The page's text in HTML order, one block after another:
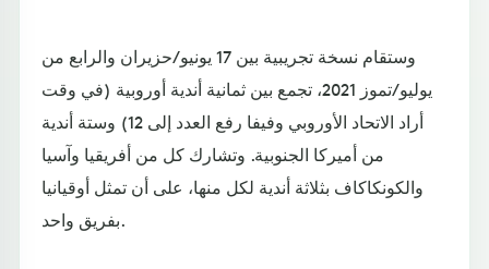
وستقام نسخة تجريبية بين 17 يونيو/حزيران والرابع من
يوليو/تموز 2021، تجمع بين ثمانية أندية أوروبية (في وقت
أراد الاتحاد الأوروبي وفيفا رفع العدد إلى 12) وستة أندية
من أميركا الجنوبية. وتشارك كل من أفريقيا وآسيا
والكونكاكاف بثلاثة أندية لكل منها، على أن تمثل أوقيانيا
بفريق واحد.